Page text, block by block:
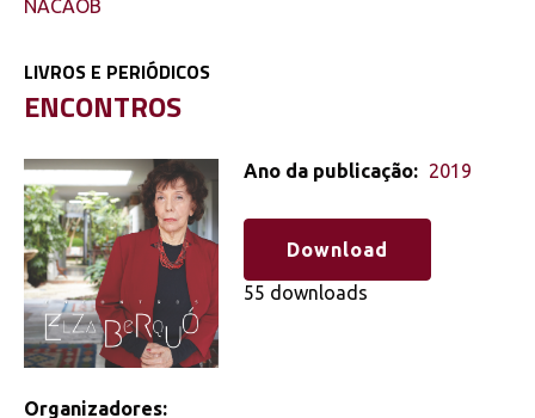
NACAOB
LIVROS E PERIÓDICOS
ENCONTROS
Organizadores:
Ano da publicação: 2019
Download
55 downloads